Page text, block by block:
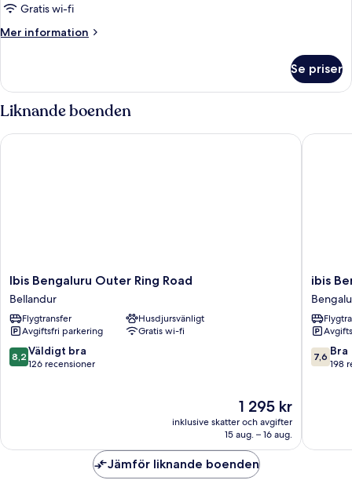
Gratis wi-fi
Mer information
Mer
Se priser
Liknande boenden
Ibis
Bengaluru
Outer
Ring
Road
Bellandur
Ibis Bengaluru Outer Ring Road
Bellandur
Flygtransfer
Husdjursvänligt
Avgiftsfri parkering
Gratis wi-fi
8.2
av
8,2 Väldigt bra
126 recensioner
Priset
1 295 kr
1 295 kr
inklusive skatter och avgifter
15 aug. – 16 aug.
Ibis Bengaluru Outer Ring Road
ibis
Hosur
Road
Hotel
ibis
7.6
av
7,6 Bra
198
ibis
Jämför liknande boenden